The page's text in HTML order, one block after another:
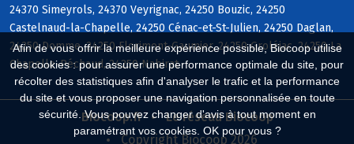
Afin de vous offrir la meilleure expérience possible, Biocoop utilise
des cookies : pour assurer une performance optimale du site, pour
récolter des statistiques afin d'analyser le trafic et la performance
du site et vous proposer une navigation personnalisée en toute
sécurité. Vous pouvez changer d'avis à tout moment en
paramétrant vos cookies. OK pour vous ?
24370 Simeyrols, 24370 Veyrignac, 24250 Bouzic, 24250
Castelnaud-la-Chapelle, 24250 Cénac-et-St-Julien, 24250 Daglan,
24250 Domme, 24250 Florimont-Gaumier, 24250 Groléjac, 24250 La
Chapelle-Péchaud, 24250 Nabirat
Biocoop.fr
Le réseau Biocoop
Copyright Biocoop 2026